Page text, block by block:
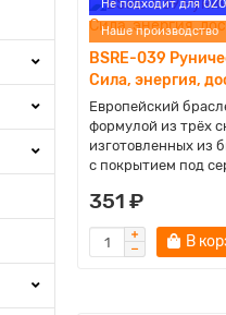
Не подходит для
Наше производство
BSRE-039
Сила, энергия,
Европейский
формулой из трёх
изготовленных из
с покрытием под
351 ₽
В